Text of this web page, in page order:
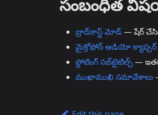
సంబంధిత
బ్రాడ్‌కాస్ట్ మోడ్— షేర్
మైక్రోఫోన్ ఆడియో క్యాప్చర్
ఫ్లోటింగ్ సబ్‌టైటిల్స్—
ముఖాముఖి సమావేశాలు